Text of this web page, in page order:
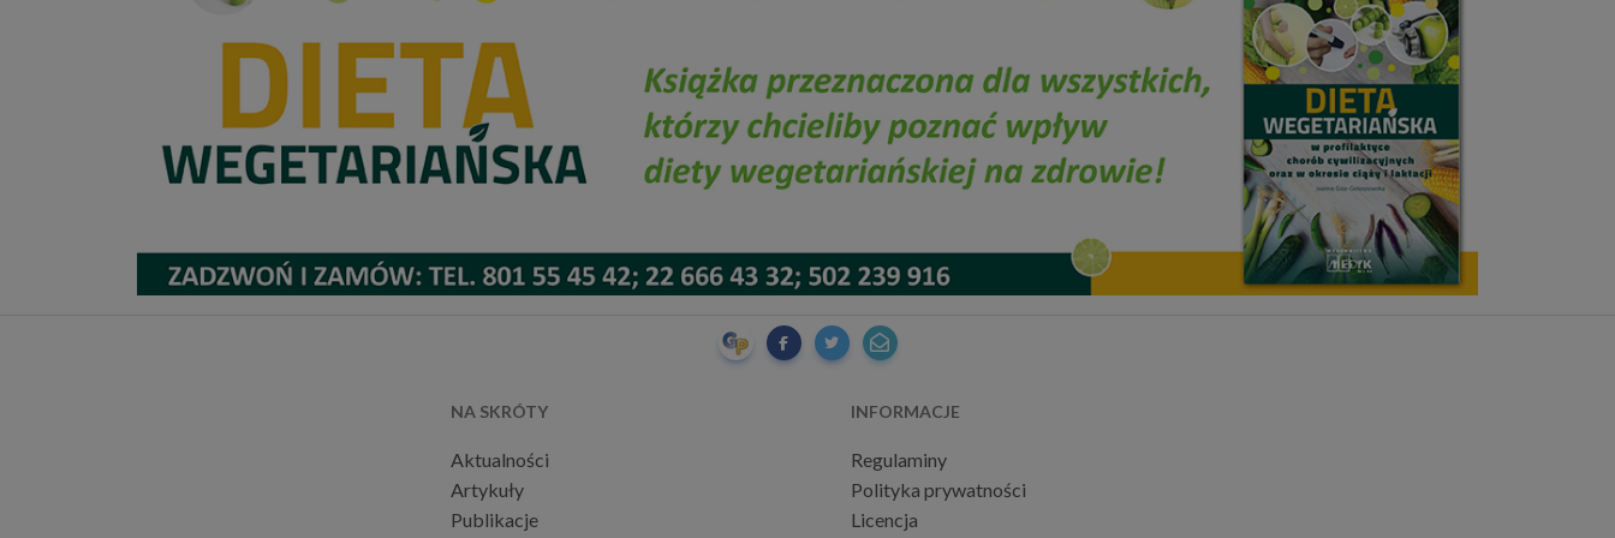
NA SKRÓTY
Aktualności
Artykuły
Publikacje
INFORMACJE
Regulaminy
Polityka prywatności
Licencja